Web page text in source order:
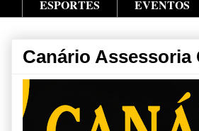
ESPORTES EVENTOS
Canário Assessoria